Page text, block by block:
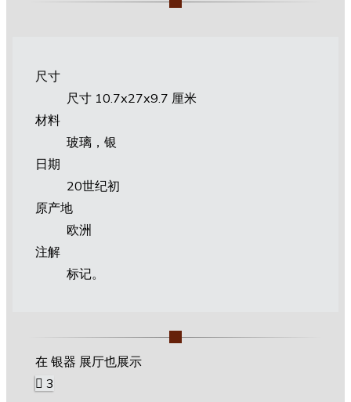
尺寸
尺寸 10.7х27х9.7 厘米
材料
玻璃，银
日期
20世纪初
原产地
欧洲
注解
标记。
在 银器 展厅也展示
3